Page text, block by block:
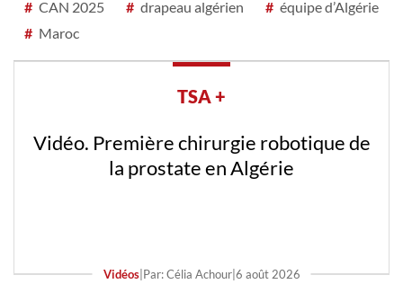
# CAN 2025 # drapeau algérien # équipe d’Algérie
# Maroc
TSA +
Vidéo. Première chirurgie robotique de
la prostate en Algérie
Vidéos| Par: Célia Achour| 6 août 2026